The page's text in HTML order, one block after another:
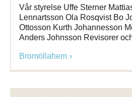
Vår styrelse Uffe Sterner
Lennartsson Ola Rosqvist Bo
Ottosson Kurth Johannesson
Anders Johnsson Revisorer
Bromöllahem